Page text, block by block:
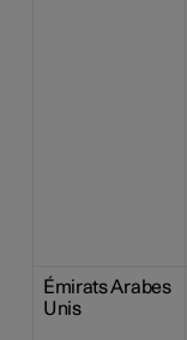
Émirats Arabes
Unis